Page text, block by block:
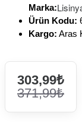
Marka:
Ürün Kodu:
Kargo: Aras
303,99₺
371,99₺